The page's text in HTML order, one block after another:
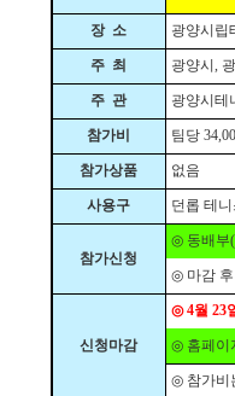
장 소 광양시립
주 최 광양시 ,
주 관 광양시테
참가비 팀당
참가상품 없음
사용구 던롭 테
참가신청
◎ 동배부(
◎ 마감
신청마감
◎4월 23
◎ 홈페이
◎ 참가비